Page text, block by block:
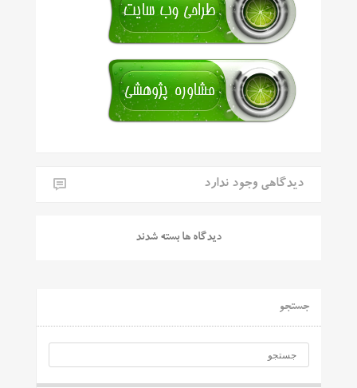
دیدگاهی وجود ندارد
دیدگاه ها بسته شدند
جستجو